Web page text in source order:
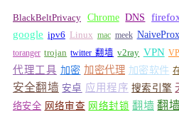
BlackBeltPrivacy Chrome DNS
google ipv6 Linux mac meek
toranger trojan twitter 翻墙 v2ray VPN
代理工具 加密 加密代理 加密软件
安全翻墙 安卓 应用程序 搜索引擎
络安全 网络审查 网络封锁 翻墙 翻